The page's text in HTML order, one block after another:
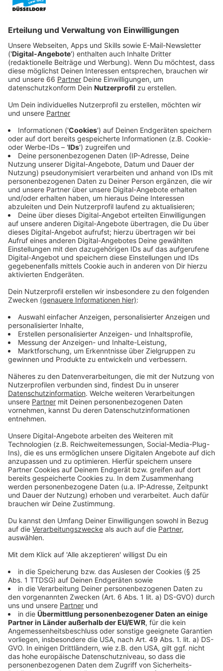
Anzeige
Barrierefreies Spielen für alle Kinder
Anzeige
Ziel ist es, dass dort Kinder mit und ohne Behinderung
spielen können. Dafür werden jetzt zunächst die alten
Geräte abgerissen. Anschließend werden neue
Attraktionen für Kinder aufgebaut: unter anderem ein
Karussell, Klettermöglichkeiten und verschiedene
Schaukeln.
Anzeige
Spielplatz bis Ende Mai 2026 gesperrt
Anzeige
Die Neugestaltung ist Teil des Projekts
Glück", das von mehreren Unternehmen finanziert wird.
Während der Umbauarbeiten bis Ende Mai bleibt der
Spielplatz auf dem Gertrudisplatz gesperrt. Familien in
Eller können in dieser Zeit zur nahegelegenen
Flottenstraße ausweichen.
Anzeige
Mehr Infos und Links zum Thema:
Anzeige
Meldung der Stadt zur Neugestaltung:
RP-Bericht dazu:
In Pempelfort gab es vergangenes Jahr eine ähnliche
Umgestaltung:
Anzeige
Folge uns für mehr News & Updates:
Anzeige
Instagram| Facebook|
Anzeige